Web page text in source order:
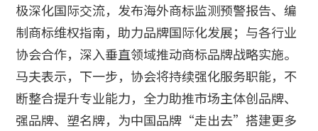
极深化国际交流，发布海外商标监测预警报告、编
制商标维权指南，助力品牌国际化发展；与各行业
协会合作，深入垂直领域推动商标品牌战略实施。
马夫表示，下一步，协会将持续强化服务职能，不
断整合提升专业能力，全力助推市场主体创品牌、
强品牌、塑名牌，为中国品牌“走出去”搭建更多